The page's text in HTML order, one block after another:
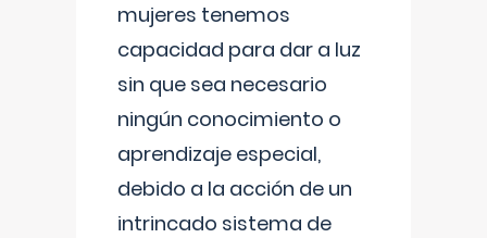
mujeres tenemos
capacidad para dar a luz
sin que sea necesario
ningún conocimiento o
aprendizaje especial,
debido a la acción de un
intrincado sistema de